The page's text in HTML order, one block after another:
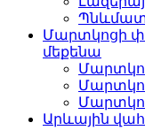
Մարտկոցի
մեքենա
Արևային